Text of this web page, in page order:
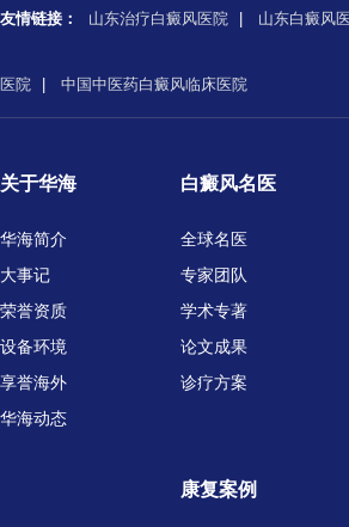
友情链接： 山东治疗白癜风医院 山东白癜风
医院 中国中医药白癜风临床医院
关于华海
华海简介
大事记
荣誉资质
设备环境
享誉海外
华海动态
白癜风名医
全球名医
专家团队
学术专著
论文成果
诊疗方案
康复案例